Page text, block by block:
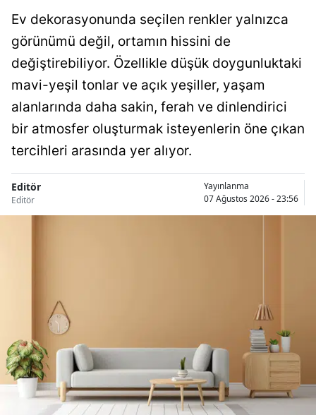
Ev dekorasyonunda seçilen renkler yalnızca
görünümü değil, ortamın hissini de
değiştirebiliyor. Özellikle düşük doygunluktaki
mavi-yeşil tonlar ve açık yeşiller, yaşam
alanlarında daha sakin, ferah ve dinlendirici
bir atmosfer oluşturmak isteyenlerin öne çıkan
tercihleri arasında yer alıyor.
Editör
Editör
Yayınlanma
07 Ağustos 2026 - 23:56